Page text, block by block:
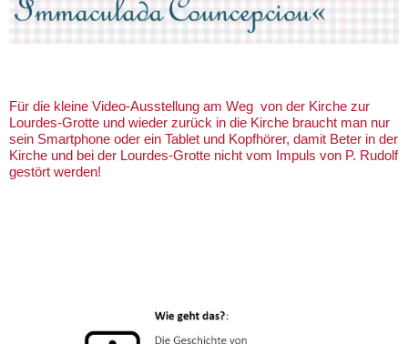
Für die kleine Video-Ausstellung am Weg von der Kirche zur
Lourdes-Grotte und wieder zurück in die Kirche braucht man nur
sein Smartphone oder ein Tablet und Kopfhörer, damit Beter in der
Kirche und bei der Lourdes-Grotte nicht vom Impuls von P. Rudolf
gestört werden!